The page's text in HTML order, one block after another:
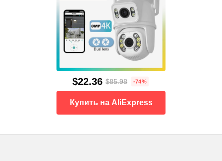
$22.36 $85.98 -74%
Купить на AliExpress